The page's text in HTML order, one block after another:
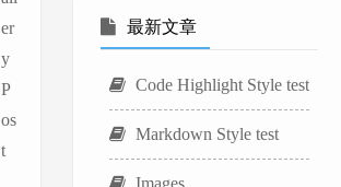
er
y
P
os
t
最新文章
Code Highlight Style test
Markdown Style test
Images